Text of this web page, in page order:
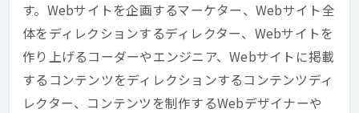
す。Webサイトを企画するマーケター、Webサイト全
体をディレクションするディレクター、Webサイトを
作り上げるコーダーやエンジニア、Webサイトに掲載
するコンテンツをディレクションするコンテンツディ
レクター、コンテンツを制作するWebデザイナーや